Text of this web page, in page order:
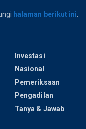
halaman berikut ini
Investasi
Nasional
Pemeriksaan
Pengadilan
Tanya & Jawab